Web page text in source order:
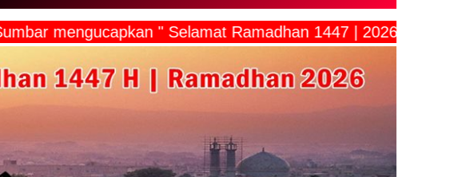
mengucapkan " Selamat Ramadhan 1447 | 2026"